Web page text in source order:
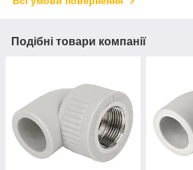
Подібні товари компанії